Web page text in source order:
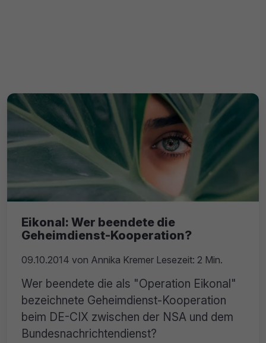
Eikonal: Wer beendete die
Geheimdienst-Kooperation?
09.10.2014 von Annika Kremer Lesezeit: 2 Min.
Wer beendete die als "Operation Eikonal"
bezeichnete Geheimdienst-Kooperation
beim DE-CIX zwischen der NSA und dem
Bundesnachrichtendienst?